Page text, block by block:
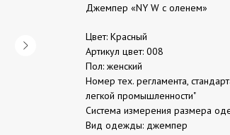
Джемпер «NY W с оленем»
Цвет: Красный
Артикул цвет: 008
Пол: женский
Номер тех. регламента,
легкой промышленности"
Система измерения размера
Вид одежды: джемпер